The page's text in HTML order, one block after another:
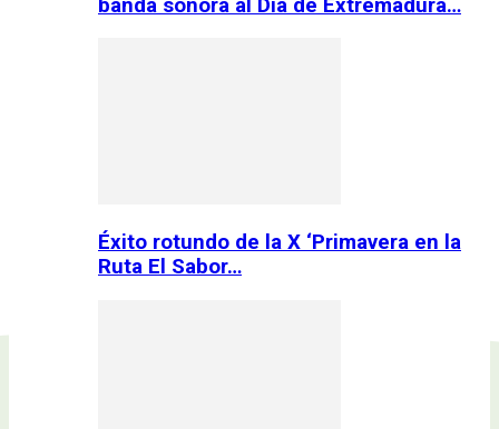
banda sonora al Día de Extremadura…
Éxito rotundo de la X ‘Primavera en la
Ruta El Sabor…